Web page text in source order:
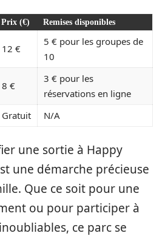
Prix (€) Remises disponibles
12 €
5 € pour les groupes de
10
8 €
3 € pour les
réservations en ligne
Gratuit N/A
une sortie à Happy
une démarche précieuse
Que ce soit pour une
ou pour participer à
ce parc se